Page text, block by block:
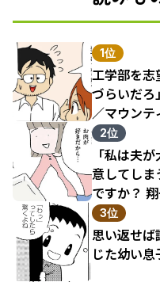
1位
工学部を志
づらいだろ
／マウン
結果（1）
2位
「私は夫
意してしま
ですか？ 翔
3位
思い返せ
じた幼い